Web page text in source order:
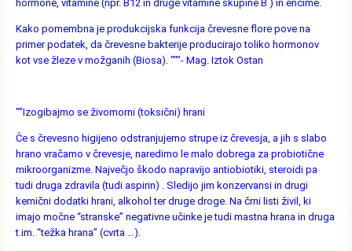
hormone, vitamine (npr. B12 in druge vitamine skupine B ) in encime.
Kako pomembna je produkcijska funkcija črevesne flore pove na
primer podatek, da črevesne bakterije producirajo toliko hormonov
kot vse žleze v možganih (Biosa). """- Mag. Iztok Ostan
""Izogibajmo se živomorni (toksični) hrani
Če s črevesno higijeno odstranjujemo strupe iz črevesja, a jih s slabo
hrano vračamo v črevesje, naredimo le malo dobrega za probiotične
mikroorganizme. Največjo škodo napravijo antiobiotiki, steroidi pa
tudi druga zdravila (tudi aspirin) . Sledijo jim konzervansi in drugi
kemični dodatki hrani, alkohol ter druge droge. Na črni listi živil, ki
imajo močne “stranske” negativne učinke je tudi mastna hrana in druga
t.im. “težka hrana” (cvrta …).